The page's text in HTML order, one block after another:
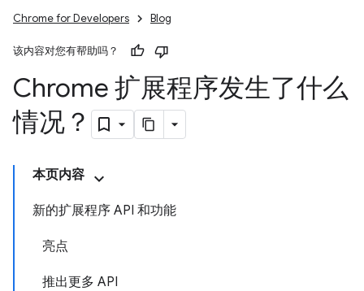
Chrome for Developers Blog
该内容对您有帮助吗？
Chrome 扩展程序发生了什么
情况？
本页内容
新的扩展程序 API 和功能
亮点
推出更多 API